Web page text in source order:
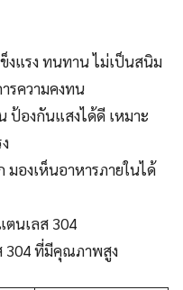
งแรง ทนทาน ไม่เป็นสนิม
รความคงทน
ป้องกันแสงได้ดี เหมาะ
มองเห็นอาหารภายในได้
ตนเลส 304
304 ที่มีคุณภาพสูง